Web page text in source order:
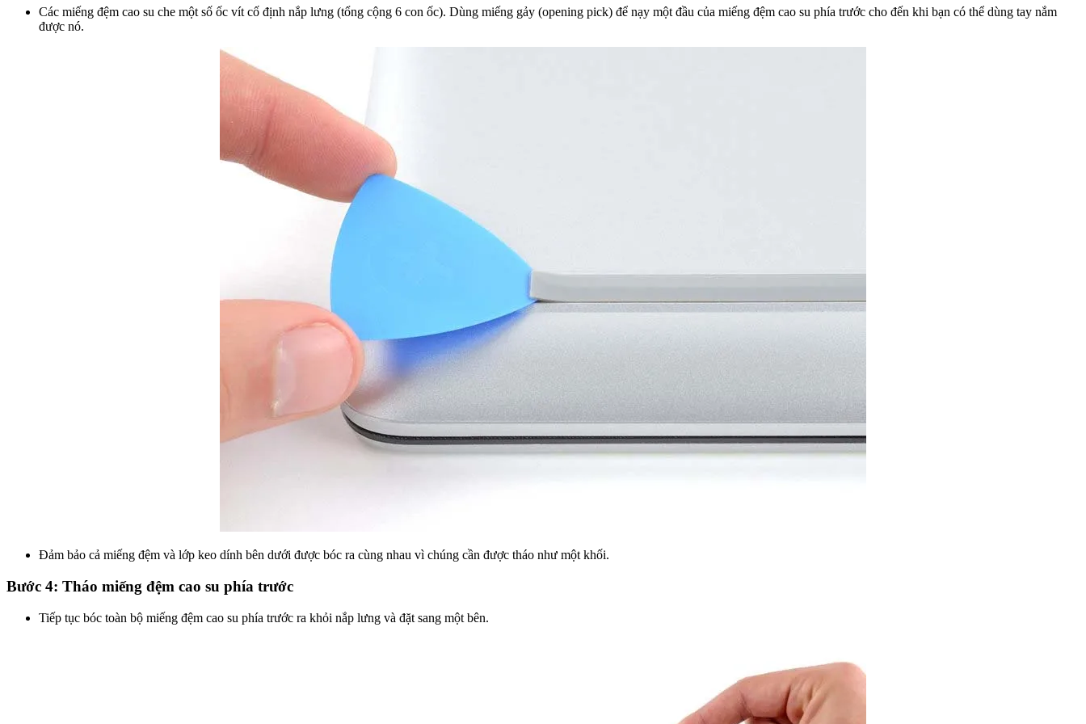
Các miếng đệm cao su che một số ốc vít cố định nắp lưng (tổng cộng 6 con ốc). Dùng miếng gảy (opening pick) để nạy một đầu của miếng đệm cao su phía trước cho đến khi bạn có thể dùng tay nắm
được nó.
Đảm bảo cả miếng đệm và lớp keo dính bên dưới được bóc ra cùng nhau vì chúng cần được tháo như một khối.
Bước 4: Tháo miếng đệm cao su phía trước
Tiếp tục bóc toàn bộ miếng đệm cao su phía trước ra khỏi nắp lưng và đặt sang một bên.